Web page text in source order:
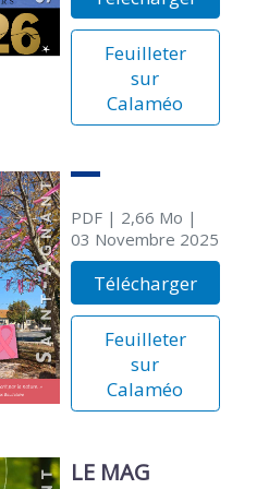
Feuilleter
sur
Calaméo
PDF| 2,66 Mo |
03 Novembre 2025
Télécharger
Feuilleter
sur
Calaméo
LE MAG